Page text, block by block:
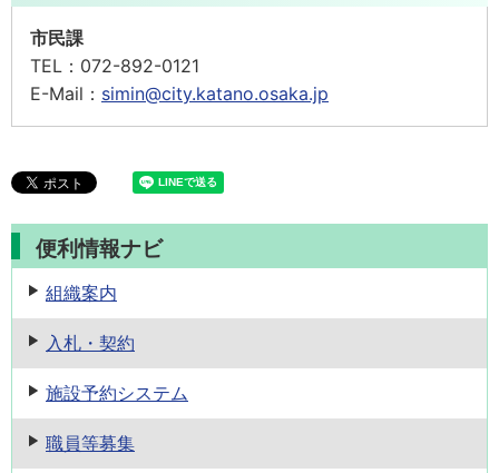
市民課
TEL： 072-892-0121
E-Mail： simin@city.katano.osaka.jp
便利情報ナビ
組織案内
入札・契約
施設予約システム
職員等募集